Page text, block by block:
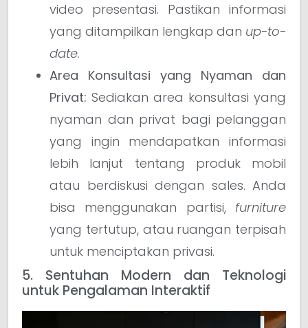
video presentasi. Pastikan informasi
yang ditampilkan lengkap dan up-to-
date.
Area Konsultasi yang Nyaman dan
Privat: Sediakan area konsultasi yang
nyaman dan privat bagi pelanggan
yang ingin mendapatkan informasi
lebih lanjut tentang produk mobil
atau berdiskusi dengan sales. Anda
bisa menggunakan partisi, furniture
yang tertutup, atau ruangan terpisah
untuk menciptakan privasi.
5. Sentuhan Modern dan Teknologi
untuk Pengalaman Interaktif